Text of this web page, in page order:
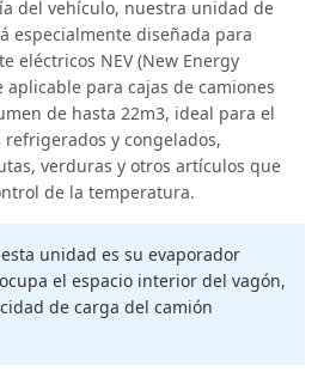
del vehículo, nuestra unidad de
especialmente diseñada para
eléctricos NEV (New Energy
aplicable para cajas de camiones
de hasta 22m3, ideal para el
y congelados,
verduras y otros artículos que
de la temperatura.
unidad es su evaporador
el espacio interior del vagón,
de carga del camión